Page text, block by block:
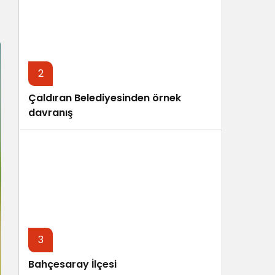
2
Çaldıran Belediyesinden örnek
davranış
3
Bahçesaray İlçesi